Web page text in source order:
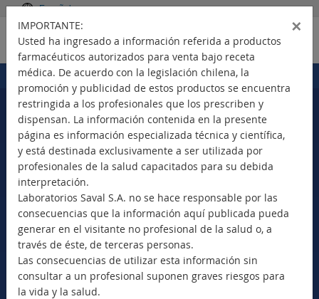
Español
Portada > Productos
Seleccione su país
Nuevos Productos
Marca Comercial
Principio Activo
Clase Terapéutica
Bioequivalentes
×
IMPORTANTE:
Usted ha ingresado a información referida a productos
farmacéuticos autorizados para venta bajo receta
médica. De acuerdo con la legislación chilena, la
promoción y publicidad de estos productos se encuentra
restringida a los profesionales que los prescriben y
dispensan. La información contenida en la presente
página es información especializada técnica y científica,
y está destinada exclusivamente a ser utilizada por
profesionales de la salud capacitados para su debida
interpretación.
Laboratorios Saval S.A. no se hace responsable por las
consecuencias que la información aquí publicada pueda
generar en el visitante no profesional de la salud o, a
través de éste, de terceras personas.
Las consecuencias de utilizar esta información sin
consultar a un profesional suponen graves riesgos para
la vida y la salud.